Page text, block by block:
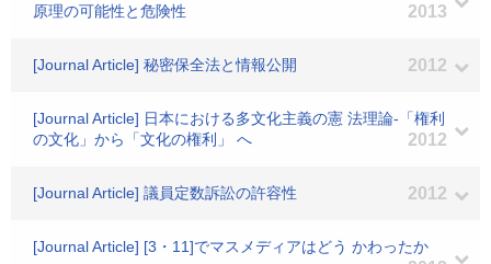
原理の可能性と危険性
2013
[Journal Article] 秘密保全法と情報公開 2012
[Journal Article] 日本における多文化主義の憲 法理論-「権利
の文化」から「文化の権利」 へ
2012
[Journal Article] 議員定数訴訟の許容性 2012
[Journal Article] [3・11]でマスメディアはどう かわったか